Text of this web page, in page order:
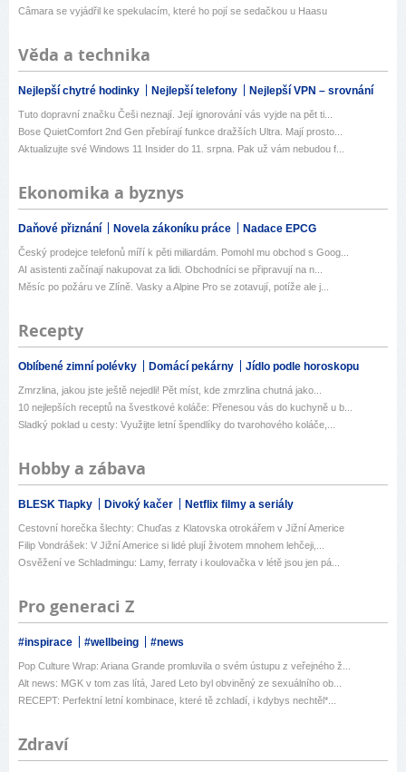
Câmara se vyjádřil ke spekulacím, které ho pojí se sedačkou u Haasu
Věda a technika
Nejlepší chytré hodinky Nejlepší telefony Nejlepší VPN – srovnání
Tuto dopravní značku Češi neznají. Její ignorování vás vyjde na pět ti...
Bose QuietComfort 2nd Gen přebírají funkce dražších Ultra. Mají prosto...
Aktualizujte své Windows 11 Insider do 11. srpna. Pak už vám nebudou f...
Ekonomika a byznys
Daňové přiznání Novela zákoníku práce Nadace EPCG
Český prodejce telefonů míří k pěti miliardám. Pomohl mu obchod s Goog...
AI asistenti začínají nakupovat za lidi. Obchodníci se připravují na n...
Měsíc po požáru ve Zlíně. Vasky a Alpine Pro se zotavují, potíže ale j...
Recepty
Oblíbené zimní polévky Domácí pekárny Jídlo podle horoskopu
Zmrzlina, jakou jste ještě nejedli! Pět míst, kde zmrzlina chutná jako...
10 nejlepších receptů na švestkové koláče: Přenesou vás do kuchyně u b...
Sladký poklad u cesty: Využijte letní špendlíky do tvarohového koláče,...
Hobby a zábava
BLESK Tlapky Divoký kačer Netflix filmy a seriály
Cestovní horečka šlechty: Chuďas z Klatovska otrokářem v Jižní Americe
Filip Vondrášek: V Jižní Americe si lidé plují životem mnohem lehčeji,...
Osvěžení ve Schladmingu: Lamy, ferraty i koulovačka v létě jsou jen pá...
Pro generaci Z
#inspirace #wellbeing #news
Pop Culture Wrap: Ariana Grande promluvila o svém ústupu z veřejného ž...
Alt news: MGK v tom zas lítá, Jared Leto byl obviněný ze sexuálního ob...
RECEPT: Perfektní letní kombinace, které tě zchladí, i kdybys nechtěl*...
Zdraví